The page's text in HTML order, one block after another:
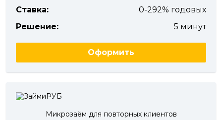
Ставка:
0-292% годовых
Решение:
5 минут
Оформить
Микрозаём для повторных клиентов